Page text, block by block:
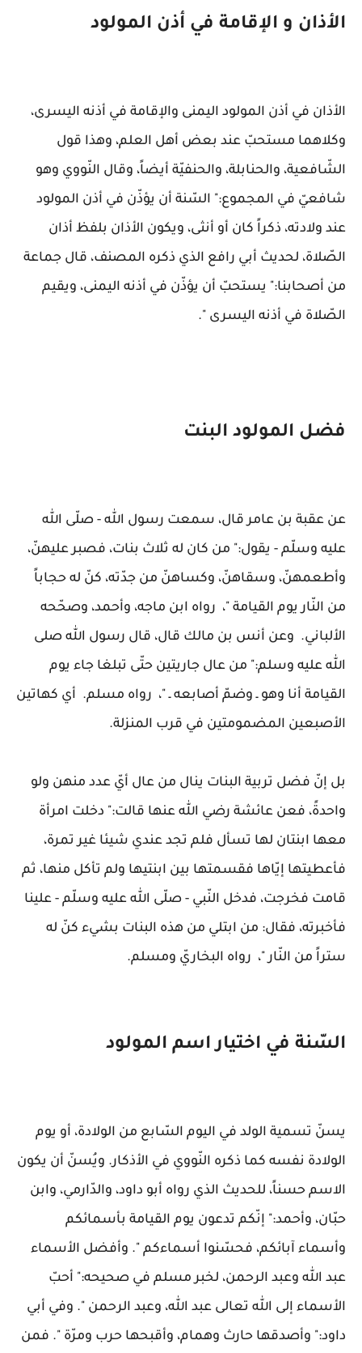
الأذان و الإقامة في أذن المولود
الأذان في أذن المولود اليمنى والإقامة في أذنه اليسرى،
وكلاهما مستحبّ عند بعض أهل العلم، وهذا قول
الشّافعية، والحنابلة، والحنفيّة أيضاً، وقال النّووي وهو
شافعيّ في المجموع:" السّنة أن يؤذّن في أذن المولود
عند ولادته، ذكراً كان أو أنثى، ويكون الأذان بلفظ أذان
الصّلاة، لحديث أبي رافع الذي ذكره المصنف، قال جماعة
من أصحابنا:" يستحبّ أن يؤذّن في أذنه اليمنى، ويقيم
الصّلاة في أذنه اليسرى ".
فضل المولود البنت
عن عقبة بن عامر قال، سمعت رسول الله - صلّى الله
عليه وسلّم - يقول:" من كان له ثلاث بنات، فصبر عليهنّ،
وأطعمهنّ، وسقاهنّ، وكساهنّ من جدّته، كنّ له حجاباً
من النّار يوم القيامة "، رواه ابن ماجه، وأحمد، وصحّحه
الألباني. وعن أنس بن مالك قال، قال رسول الله صلى
الله عليه وسلم:" من عال جاريتين حتّى تبلغا جاء يوم
القيامة أنا وهو ـ وضمّ أصابعه ـ "، رواه مسلم. أي كهاتين
الأصبعين المضمومتين في قرب المنزلة.
بل إنّ فضل تربية البنات ينال من عال أيّ عدد منهن ولو
واحدةً، فعن عائشة رضي الله عنها قالت:" دخلت امرأة
معها ابنتان لها تسأل فلم تجد عندي شيئا غير تمرة،
فأعطيتها إيّاها فقسمتها بين ابنتيها ولم تأكل منها، ثم
قامت فخرجت، فدخل النّبي - صلّى الله عليه وسلّم - علينا
فأخبرته، فقال: من ابتلي من هذه البنات بشيء كنّ له
ستراً من النّار "، رواه البخاريّ ومسلم.
السّنة في اختيار اسم المولود
يسنّ تسمية الولد في اليوم السّابع من الولادة، أو يوم
الولادة نفسه كما ذكره النّووي في الأذكار. ويُسنّ أن يكون
الاسم حسناً، للحديث الذي رواه أبو داود، والدّارمي، وابن
حبّان، وأحمد:" إنّكم تدعون يوم القيامة بأسمائكم
وأسماء آبائكم، فحسّنوا أسماءكم ". وأفضل الأسماء
عبد الله وعبد الرحمن، لخبر مسلم في صحيحه:" أحبّ
الأسماء إلى الله تعالى عبد الله، وعبد الرحمن ". وفي أبي
داود:" وأصدقها حارث وهمام، وأقبحها حرب ومرّة ". فمن